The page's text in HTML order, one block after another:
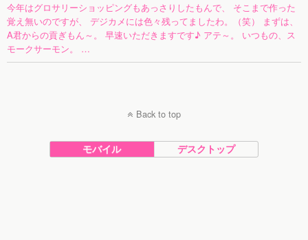
今年はグロサリーショッピングもあっさりしたもんで、 そこまで作った
覚え無いのですが、 デジカメには色々残ってましたわ。（笑） まずは、
A君からの貢ぎもん～。 早速いただきますです♪ アテ～。 いつもの、ス
モークサーモン。 …
Back to top
モバイル デスクトップ